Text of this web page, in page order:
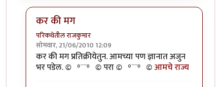
कर की मग
परिकथेतील राजकुमार
सोमवार, 21/06/2010 12:09
In reply toविचारजंताbyअवलिया
कर की मग प्रतिक्रीयेतुन. आमच्या पण ज्ञानात अजुन
भर पडेल. ©º°¨¨°º© परा ©º°¨¨°º©आमचे राज्य